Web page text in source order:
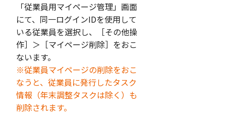
「従業員用マイページ管理」画面
にて、同一ログインIDを使用して
いる従業員を選択し、［その他操
作］＞［マイページ削除］をおこ
ないます。
※従業員マイページの削除をおこ
なうと、従業員に発行したタスク
情報（年末調整タスクは除く）も
削除されます。